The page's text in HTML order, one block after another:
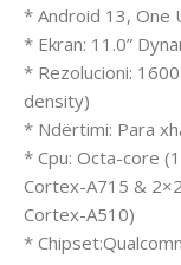
* Android 13, One
* Ekran: 11.0”
* Rezolucioni:
density)
* Ndërtimi: Para
* Cpu: Octa-core
Cortex-A715 &
Cortex-A510)
*